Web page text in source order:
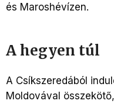
és Maroshévízen.
A hegyen túl
A Csíkszeredából
Moldovával